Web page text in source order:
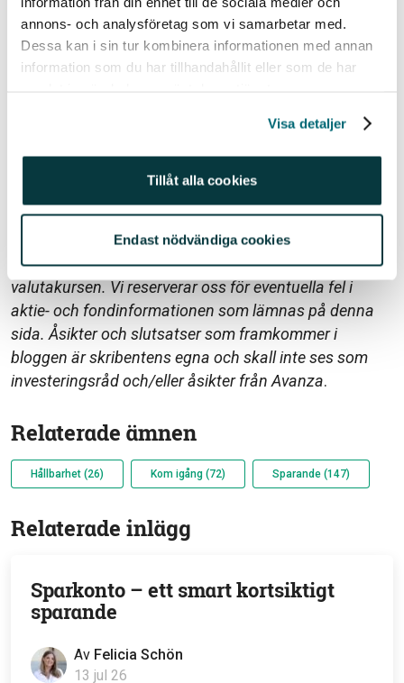
annons- och analysföretag som vi samarbetar med.
Dessa kan i sin tur kombinera informationen med annan
information som du har tillhandahållit eller som de har
Visa detaljer
Tillåt alla cookies
Endast nödvändiga cookies
/Lisa och Alexandra, grundare av Charly
Charlyär ett fintech-företag som arbetar för att
Charly er att veta hur ni ska kompensera varandra.
Historisk avkastning är ingen garanti för framtida
både öka och minska i värde och det är inte säkert att
du får tillbaka det investerade kapitalet. Avkastningen
kan också öka eller minska på grund av förändringar i
valutakursen. Vi reserverar oss för eventuella fel i
aktie- och fondinformationen som lämnas på denna
sida. Åsikter och slutsatser som framkommer i
bloggen är skribentens egna och skall inte ses som
investeringsråd och/eller åsikter från Avanza.
Relaterade ämnen
Hållbarhet (26) Kom igång (72) Sparande (147)
Relaterade inlägg
Av Felicia Schön
13 jul 26
Sparkonto – ett smart kortsiktigt
sparande